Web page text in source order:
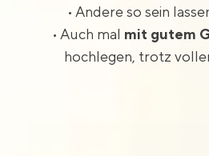
• Andere so sein
• Auch mal mit gutem
hochlegen, trotz